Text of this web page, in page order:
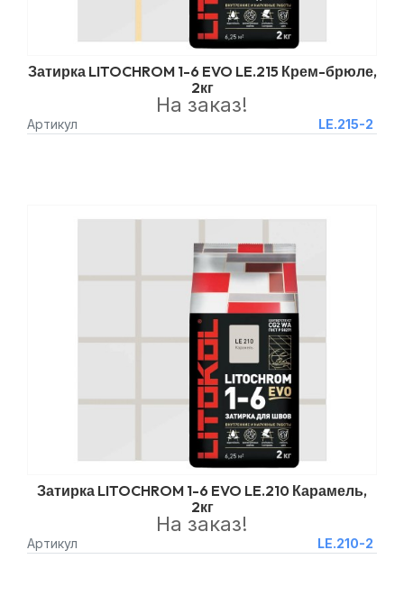
Затирка LITOCHROM 1-6 EVO LE.215 Крем-брюле,
2кг
Артикул LE.215-2
На заказ!
Затирка LITOCHROM 1-6 EVO LE.210 Карамель,
2кг
Артикул LE.210-2
На заказ!